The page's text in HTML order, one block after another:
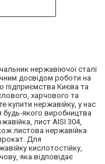
нержавіючої сталі
досвідом роботи на
підприємства Києва та
харчового та
купити нержавійку, у нас
будь-якого виробництва
лист AISI 304,
листова нержавійка
Для
кислотостійку,
яка відповідає